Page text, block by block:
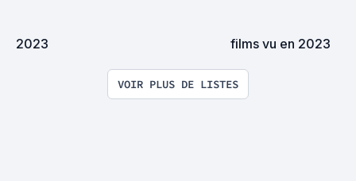
2023 films vu en 2023
VOIR PLUS DE LISTES